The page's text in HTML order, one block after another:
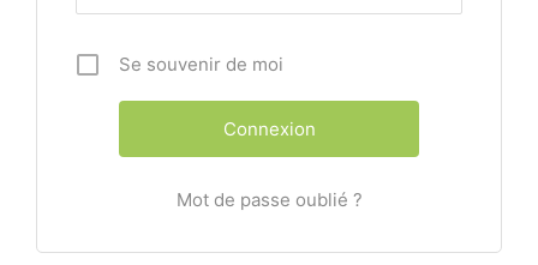
Se souvenir de moi
Mot de passe oublié ?